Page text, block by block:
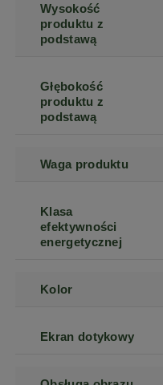
Wysokość
produktu z
podstawą
Głębokość
produktu z
podstawą
Waga produktu
Klasa
efektywności
energetycznej
Kolor
Ekran dotykowy